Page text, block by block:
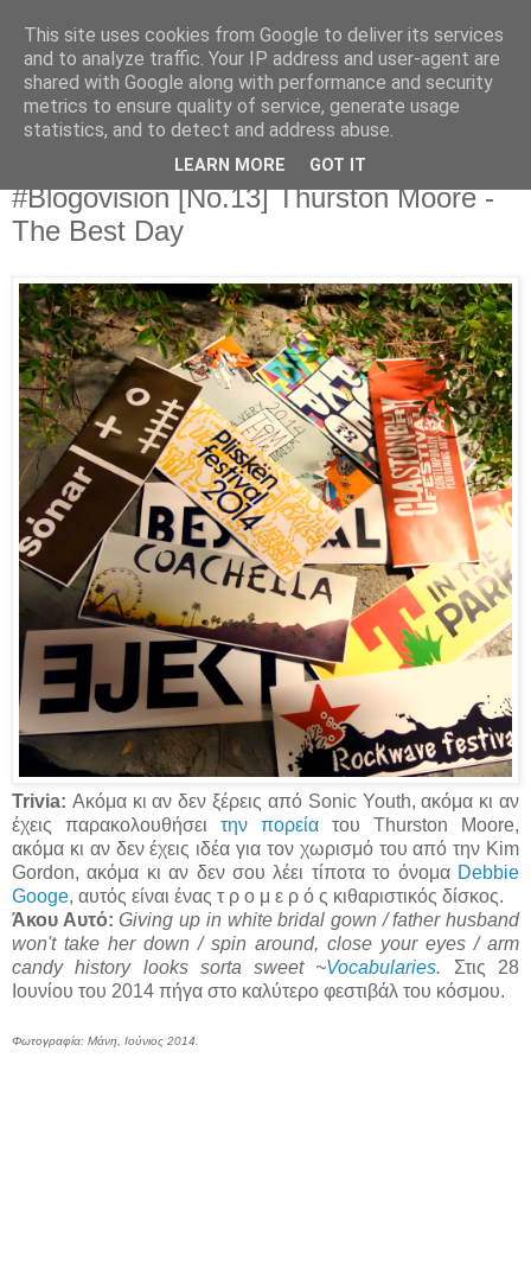
Άκου αυτό ♫
I listen to bands that don't even exist yet.
#Blogovision [No.13] Thurston Moore -
The Best Day
Trivia: Ακόμα κι αν δεν ξέρεις από Sonic Youth, ακόμα κι αν
έχεις παρακολουθήσει την πορεία του Thurston Moore,
ακόμα κι αν δεν έχεις ιδέα για τον χωρισμό του από την Kim
Gordon, ακόμα κι αν δεν σου λέει τίποτα το όνομα Debbie
Googe, αυτός είναι ένας τ ρ ο μ ε ρ ό ς κιθαριστικός δίσκος.
Άκου Αυτό: Giving up in white bridal gown / father husband
won't take her down / spin around, close your eyes / arm
candy history looks sorta sweet ~Vocabularies. Στις 28
Ιουνίου του 2014 πήγα στο καλύτερο φεστιβάλ του κόσμου.
Φωτογραφία: Μάνη, Ιούνιος 2014.
This site uses cookies from Google to deliver its services
and to analyze traffic. Your IP address and user-agent are
shared with Google along with performance and security
metrics to ensure quality of service, generate usage
statistics, and to detect and address abuse.
LEARN MORE GOT IT